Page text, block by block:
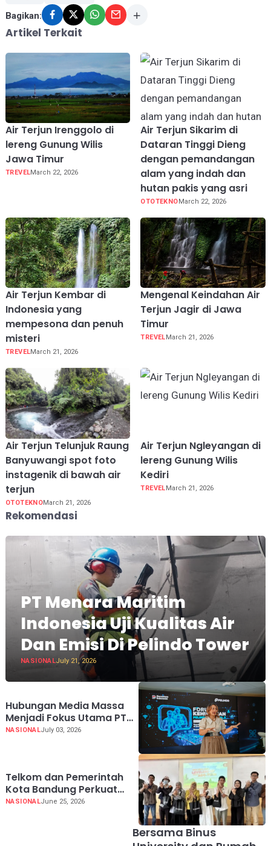
Bagikan:
Artikel Terkait
Air Terjun Irenggolo di
lereng Gunung Wilis
Jawa Timur
TREVELMarch 22, 2026
Air Terjun Sikarim di
Dataran Tinggi Dieng
dengan pemandangan
alam yang indah dan
hutan pakis yang asri
OTOTEKNO March 22, 2026
Air Terjun Kembar di
Indonesia yang
mempesona dan penuh
misteri
TREVELMarch 21, 2026
Mengenal Keindahan Air
Terjun Jagir di Jawa
Timur
TREVEL March 21, 2026
Air Terjun Telunjuk Raung
Banyuwangi spot foto
instagenik di bawah air
terjun
OTOTEKNOMarch 21, 2026
Air Terjun Ngleyangan di
lereng Gunung Wilis
Kediri
TREVELMarch 21, 2026
Rekomendasi
PT Menara Maritim
Indonesia Uji Kualitas Air
Dan Emisi Di Pelindo Tower
NASIONALJuly 21, 2026
Hubungan Media Massa
Menjadi Fokus Utama PT
Menara Maritim Indonesia
NASIONALJuly 03, 2026
Telkom dan Pemerintah
Kota Bandung Perkuat
Daya Saing UMKM melalui
NASIONALJune 25, 2026
Bersama Binus